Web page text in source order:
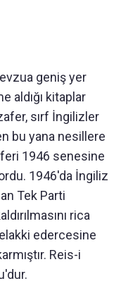
geniş yer
aldığı kitaplar
sırf İngilizler
bu yana nesillere
1946 senesine
1946'da İngiliz
Tek Parti
rica
edercesine
Reis-i